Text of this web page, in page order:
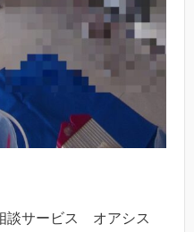
談サービス オアシス